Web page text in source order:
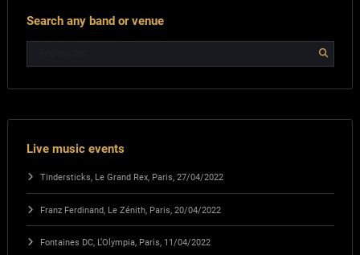
Search any band or venue
Live music events
Tindersticks, Le Grand Rex, Paris, 27/04/2022
Franz Ferdinand, Le Zénith, Paris, 20/04/2022
Fontaines DC, L’Olympia, Paris, 11/04/2022